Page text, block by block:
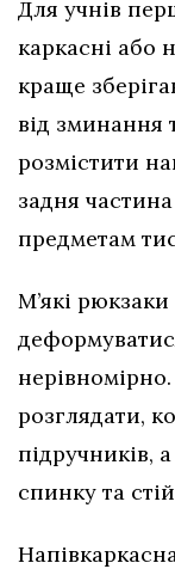
Для учнів
каркасні або
краще
від зминання
розмістити
задня
предметам
М’які
розглядати,
підручників,
спинку та